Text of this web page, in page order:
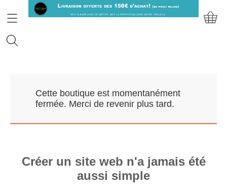
Prendre RDV
Nos Marques
Contact
Cette boutique est momentanément
fermée. Merci de revenir plus tard.
Créer un site web n'a jamais été
aussi simple